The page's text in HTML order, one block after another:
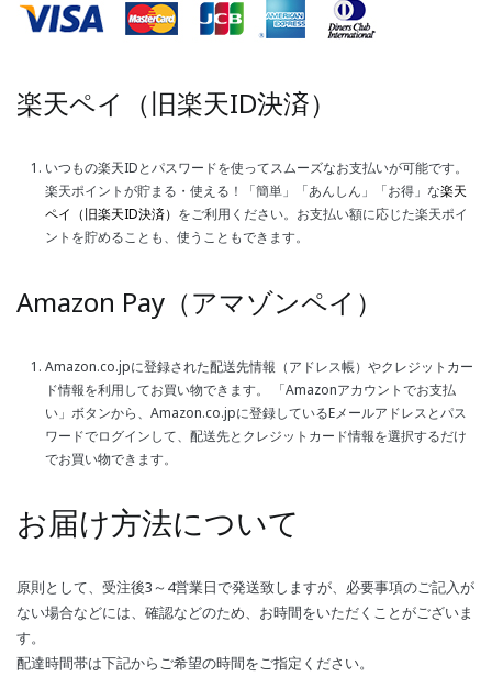
楽天ペイ（旧楽天ID決済）
いつもの楽天IDとパスワードを使ってスムーズなお支払いが可能です。
楽天ポイントが貯まる・使える！「簡単」「あんしん」「お得」な楽天
ペイ（旧楽天ID決済） をご利用ください。 お支払い額に応じた楽天ポイ
ントを貯めることも、使うこともできます。
Amazon Pay（アマゾンペイ）
Amazon.co.jpに登録された配送先情報（アドレス帳）やクレジットカー
ド情報を利用してお買い物できます。 「Amazonアカウントでお支払
い」ボタンから、Amazon.co.jpに登録しているEメールアドレスとパス
ワードでログインして、配送先とクレジットカード情報を選択するだけ
でお買い物できます。
お届け方法について
原則として、受注後3～4営業日で発送致しますが、必要事項のご記入が
ない場合などには、確認などのため、お時間をいただくことがございま
す。
配達時間帯は下記からご希望の時間をご指定ください。